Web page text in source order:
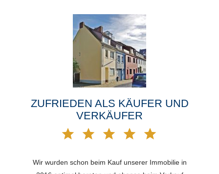
ZUFRIEDEN ALS KÄUFER UND
VERKÄUFER
Wir wurden schon beim Kauf unserer Immobilie in